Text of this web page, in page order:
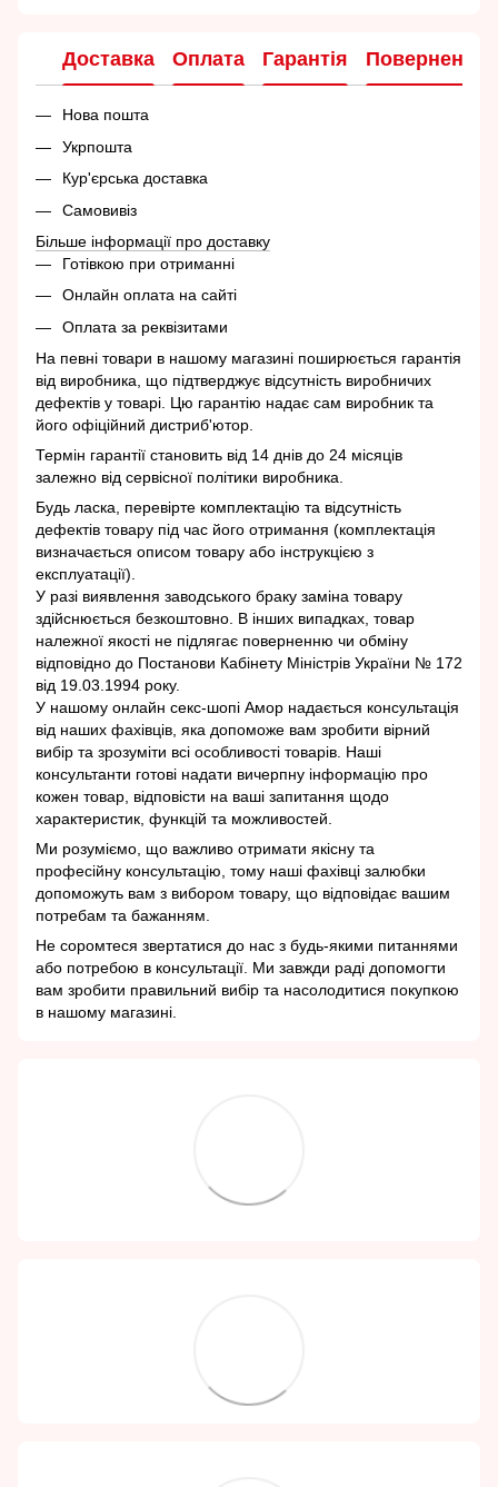
Доставка Оплата Гарантія Повернення
Нова пошта
Укрпошта
Кур'єрська доставка
Самовивіз
Більше інформації про доставку
Готівкою при отриманні
Онлайн оплата на сайті
Оплата за реквізитами
На певні товари в нашому магазині поширюється гарантія
від виробника, що підтверджує відсутність виробничих
дефектів у товарі. Цю гарантію надає сам виробник та
його офіційний дистриб'ютор.
Термін гарантії становить від 14 днів до 24 місяців
залежно від сервісної політики виробника.
Будь ласка, перевірте комплектацію та відсутність
дефектів товару під час його отримання (комплектація
визначається описом товару або інструкцією з
експлуатації).
У разі виявлення заводського браку заміна товару
здійснюється безкоштовно. В інших випадках, товар
належної якості не підлягає поверненню чи обміну
відповідно до Постанови Кабінету Міністрів України № 172
від 19.03.1994 року.
У нашому онлайн секс-шопі Амор надається консультація
від наших фахівців, яка допоможе вам зробити вірний
вибір та зрозуміти всі особливості товарів. Наші
консультанти готові надати вичерпну інформацію про
кожен товар, відповісти на ваші запитання щодо
характеристик, функцій та можливостей.
Ми розуміємо, що важливо отримати якісну та
професійну консультацію, тому наші фахівці залюбки
допоможуть вам з вибором товару, що відповідає вашим
потребам та бажанням.
Не соромтеся звертатися до нас з будь-якими питаннями
або потребою в консультації. Ми завжди раді допомогти
вам зробити правильний вибір та насолодитися покупкою
в нашому магазині.